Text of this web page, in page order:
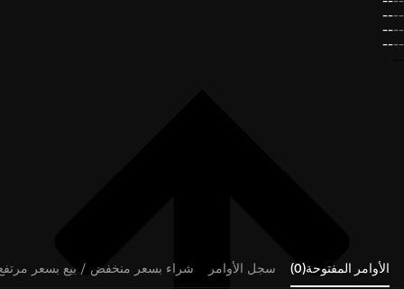
--
--
--
--
--
--
الأوامر المفتوحة(0) سجل الأوامر
شراء بسعر منخفض / بيع بسعر مرتفع